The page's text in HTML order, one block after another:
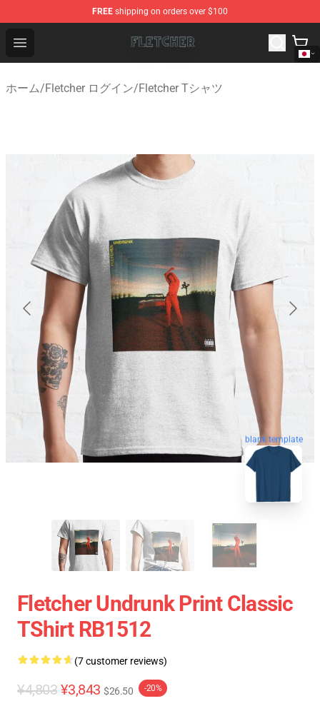
FREE shipping on orders over $100
Open menu
Fletcher Store - Official Fletcher Merchandise Shop
ホーム/Fletcher ログイン/Fletcher Tシャツ
blank template
Fletcher Undrunk Print Classic
TShirt RB1512
(7 customer reviews)
¥4,803 ¥3,843 $26.50 -20%